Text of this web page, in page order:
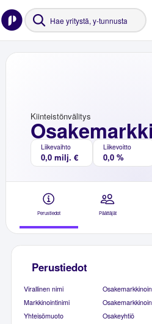
Kiinteistönvälitys
Liikevaihto
0,0 milj. €
Liikevoitto
0,0 %
Perustiedot Päättäjät
Perustiedot
Virallinen nimi
Markkinointinimi
Yhteisömuoto
Osakeyhtiö